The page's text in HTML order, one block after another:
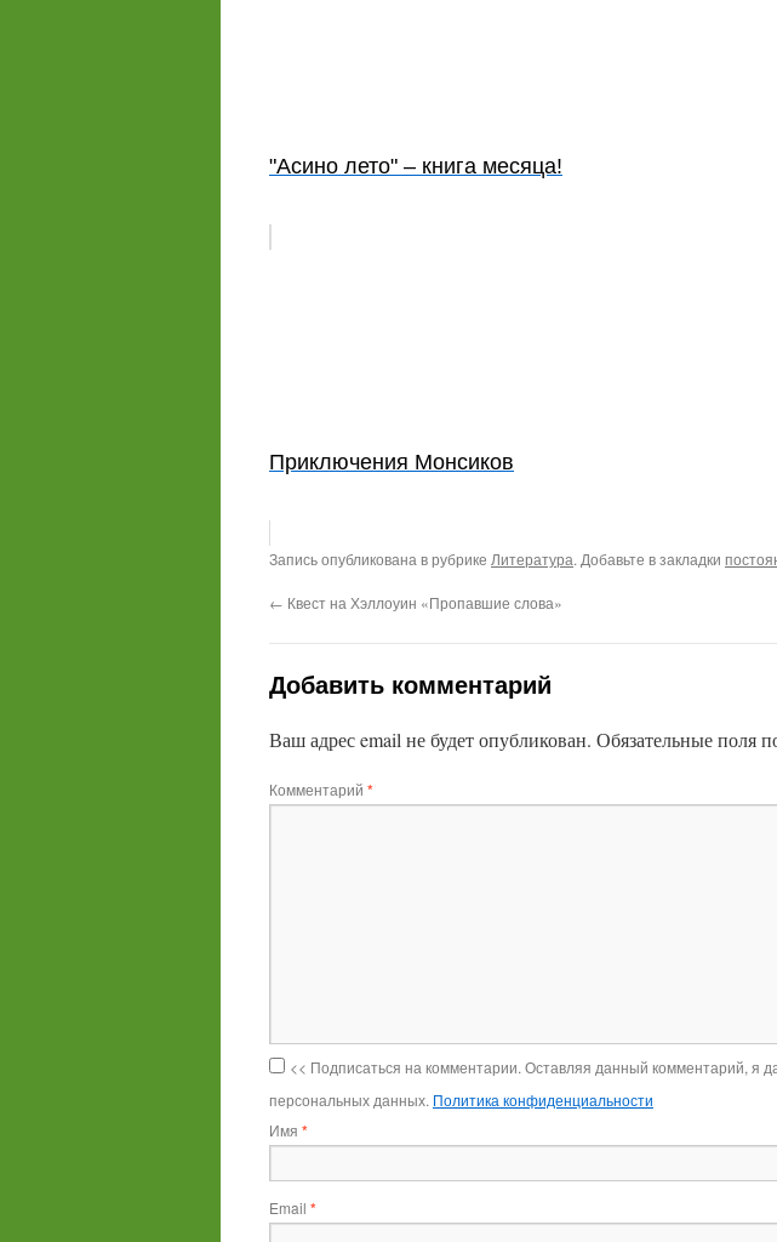
"Асино лето" – книга месяца!
Приключения Монсиков
Запись опубликована в рубрике Литература. Добавьте в закладки
← Квест на Хэллоуин «Пропавшие слова»
Добавить комментарий
Ваш адрес email не будет опубликован. Обязательные поля
Комментарий *
<< Подписаться на комментарии. Оставляя данный комментарий, я
персональных данных. Политика конфиденциальности
Имя *
Email *